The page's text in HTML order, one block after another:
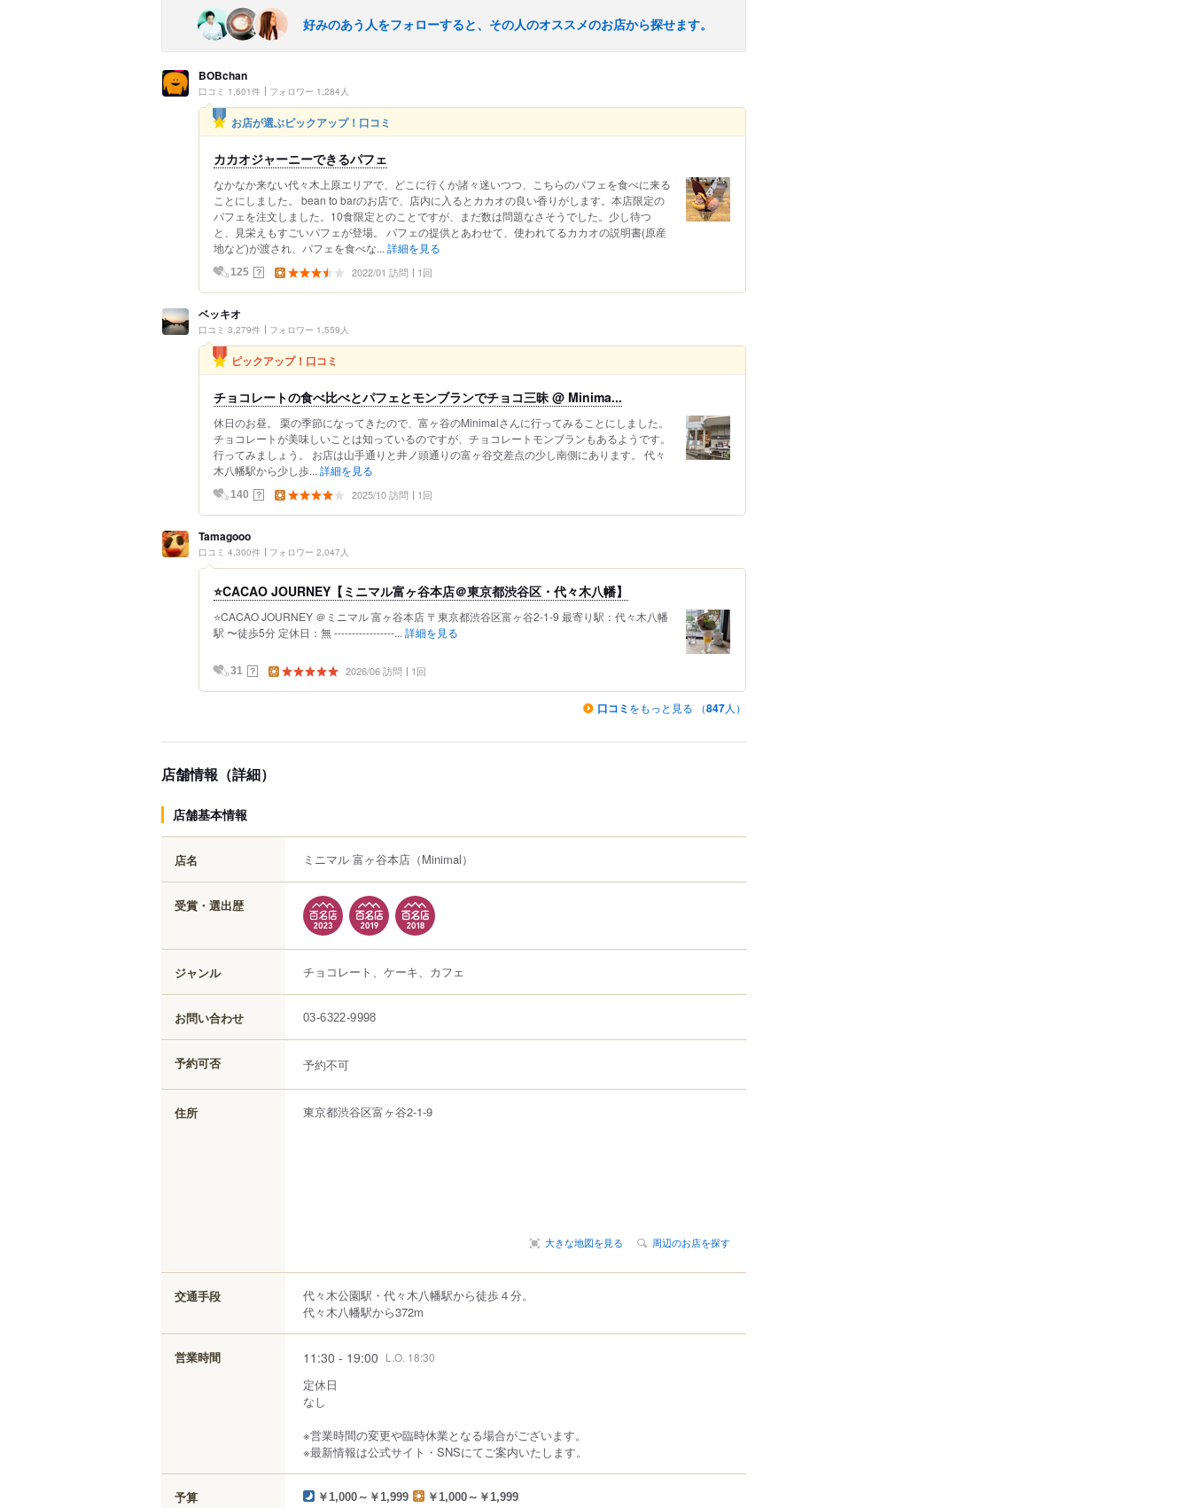
好みのあう人をフォローすると、その人のオススメのお店から探せます。
BOBchan
口コミ 1,601件 フォロワー 1,284人
お店が選ぶピックアップ！口コミ
カカオジャーニーできるパフェ
なかなか来ない代々木上原エリアで、どこに行くか諸々迷いつつ、こちらのパフェを食べに来る
ことにしました。 bean to barのお店で、店内に入るとカカオの良い香りがします。本店限定の
パフェを注文しました。10食限定とのことですが、まだ数は問題なさそうでした。少し待つ
と、見栄えもすごいパフェが登場。 パフェの提供とあわせて、使われてるカカオの説明書(原産
地など)が渡され、パフェを食べな... 詳細を見る
125 ？ 2022/01 訪問 1回
ベッキオ
口コミ 3,279件 フォロワー 1,559人
ピックアップ！口コミ
チョコレートの食べ比べとパフェとモンブランでチョコ三昧 @ Minima...
休日のお昼。 栗の季節になってきたので、富ヶ谷のMinimalさんに行ってみることにしました。
チョコレートが美味しいことは知っているのですが、チョコレートモンブランもあるようです。
行ってみましょう。 お店は山手通りと井ノ頭通りの富ヶ谷交差点の少し南側にあります。 代々
木八幡駅から少し歩... 詳細を見る
140 ？ 2025/10 訪問 1回
Tamagooo
口コミ 4,300件 フォロワー 2,047人
⭐CACAO JOURNEY【ミニマル富ヶ谷本店＠東京都渋谷区・代々木八幡】
⭐CACAO JOURNEY ＠ミニマル 富ヶ谷本店 〒東京都渋谷区富ヶ谷2-1-9 最寄り駅：代々木八幡
駅 〜徒歩5分 定休日：無 -----------------... 詳細を見る
31 ？ 2026/06 訪問 1回
口コミ をもっと見る （847人）
店舗情報（詳細）
店舗基本情報
店名 ミニマル 富ヶ谷本店 （Minimal）
受賞・選出歴
ジャンル チョコレート、ケーキ、カフェ
お問い合わせ 03-6322-9998
予約可否 予約不可
住所 東京都渋谷区富ヶ谷2-1-9
大きな地図を見る 周辺のお店を探す
交通手段
代々木公園駅・代々木八幡駅から徒歩４分。
代々木八幡駅から372m
営業時間 11:30 - 19:00 L.O. 18:30
定休日
なし
※営業時間の変更や臨時休業となる場合がございます。
※最新情報は公式サイト・SNSにてご案内いたします。
予算 ￥1,000～￥1,999 ￥1,000～￥1,999